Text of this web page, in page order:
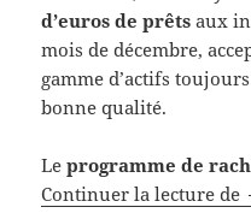
d’euros de prêts aux
mois de décembre,
gamme d’actifs
bonne qualité.
Leprogramme de
Continuer la lecture de